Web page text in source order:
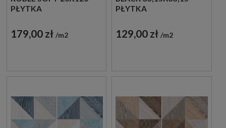
PŁYTKA
179,00 zł m2
PŁYTKA
129,00 zł m2